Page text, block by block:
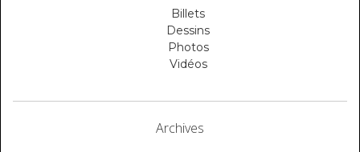
Billets
Dessins
Photos
Vidéos
Archives